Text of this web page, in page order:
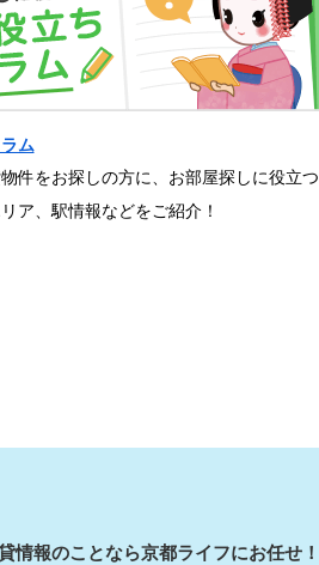
ム
件をお探しの方に、お部屋探しに役立つ
ア、駅情報などをご紹介！
情報のことなら京都ライフにお任せ！